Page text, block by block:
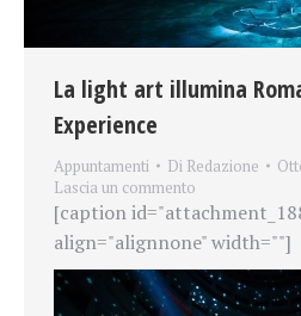
La light art illumina
Experience
Appuntamenti Di Redazione
Lascia un commento
[caption
align="alignnone" width=""]